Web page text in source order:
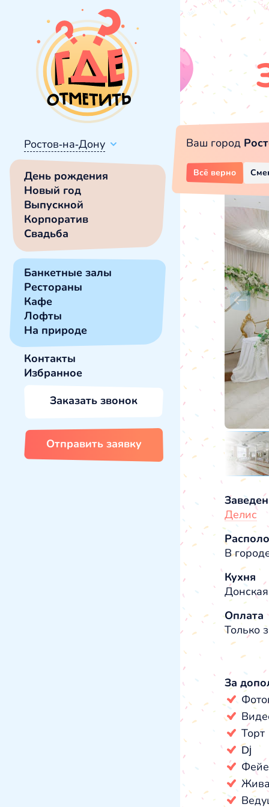
Ростов-на-Дону
День рождения
Новый год
Выпускной
Корпоратив
Свадьба
Банкетные залы
Рестораны
Кафе
Лофты
На природе
Контакты
Избранное
Заказать звонок
Отправить заявку
Делис
В
Кухня
Оплата
Только
За
Торт
Dj
Ваш город
Всё верно